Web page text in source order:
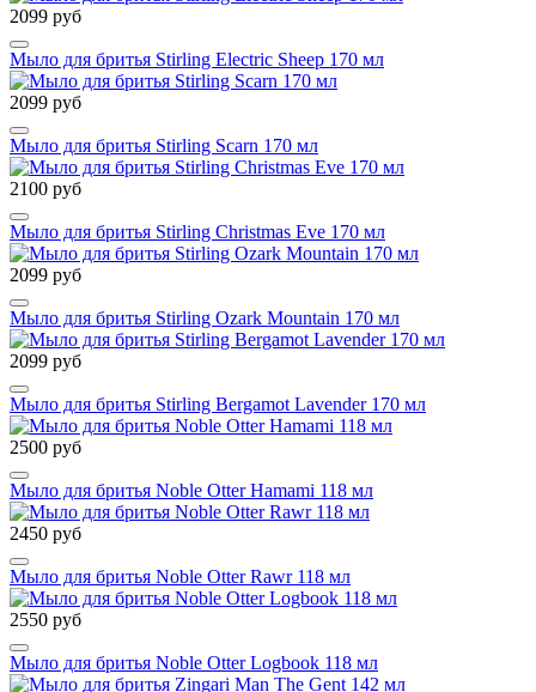
2099 руб
Мыло для бритья Stirling Electric Sheep 170 мл
2099 руб
Мыло для бритья Stirling Scarn 170 мл
2100 руб
Мыло для бритья Stirling Christmas Eve 170 мл
2099 руб
Мыло для бритья Stirling Ozark Mountain 170 мл
2099 руб
Мыло для бритья Stirling Bergamot Lavender 170 мл
2500 руб
Мыло для бритья Noble Otter Hamami 118 мл
2450 руб
Мыло для бритья Noble Otter Rawr 118 мл
2550 руб
Мыло для бритья Noble Otter Logbook 118 мл